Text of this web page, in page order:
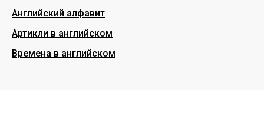
Английский алфавит
Артикли в английском
Времена в английском